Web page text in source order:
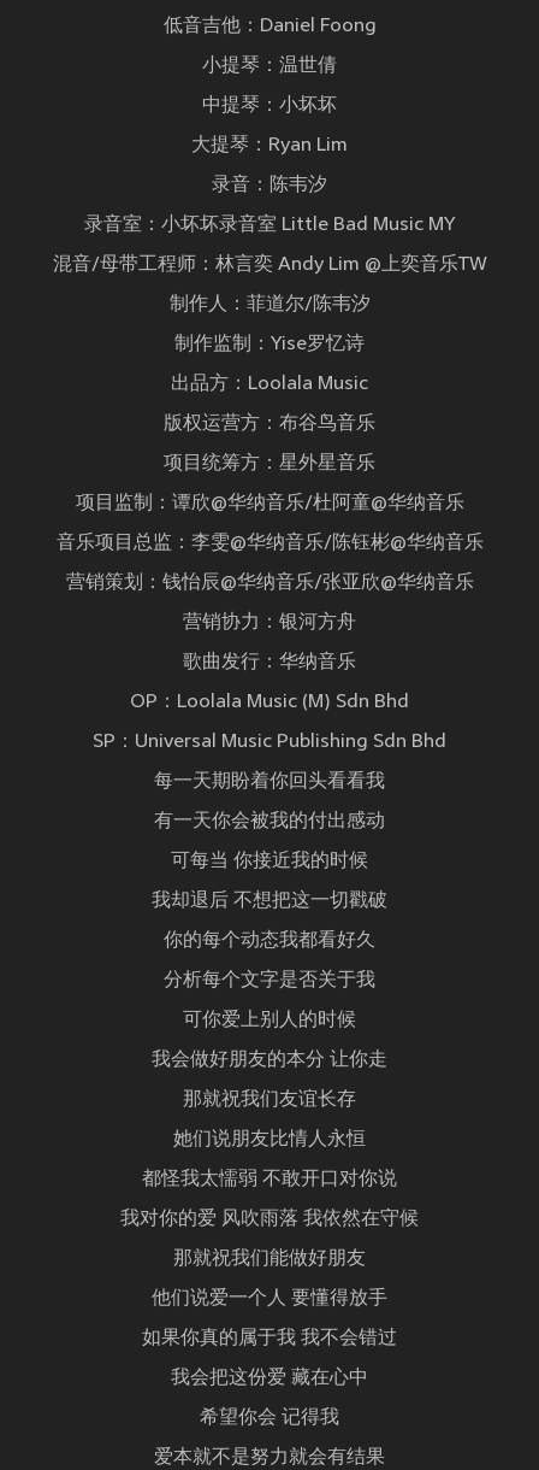
低音吉他：Daniel Foong
小提琴：温世倩
中提琴：小坏坏
大提琴：Ryan Lim
录音：陈韦汐
录音室：小坏坏录音室 Little Bad Music MY
混音/母带工程师：林言奕 Andy Lim @上奕音乐TW
制作人：菲道尔/陈韦汐
制作监制：Yise罗忆诗
出品方：Loolala Music
版权运营方：布谷鸟音乐
项目统筹方：星外星音乐
项目监制：谭欣@华纳音乐/杜阿童@华纳音乐
音乐项目总监：李雯@华纳音乐/陈钰彬@华纳音乐
营销策划：钱怡辰@华纳音乐/张亚欣@华纳音乐
营销协力：银河方舟
歌曲发行：华纳音乐
OP：Loolala Music (M) Sdn Bhd
SP：Universal Music Publishing Sdn Bhd
每一天期盼着你回头看看我
有一天你会被我的付出感动
可每当 你接近我的时候
我却退后 不想把这一切戳破
你的每个动态我都看好久
分析每个文字是否关于我
可你爱上别人的时候
我会做好朋友的本分 让你走
那就祝我们友谊长存
她们说朋友比情人永恒
都怪我太懦弱 不敢开口对你说
我对你的爱 风吹雨落 我依然在守候
那就祝我们能做好朋友
他们说爱一个人 要懂得放手
如果你真的属于我 我不会错过
我会把这份爱 藏在心中
希望你会 记得我
爱本就不是努力就会有结果